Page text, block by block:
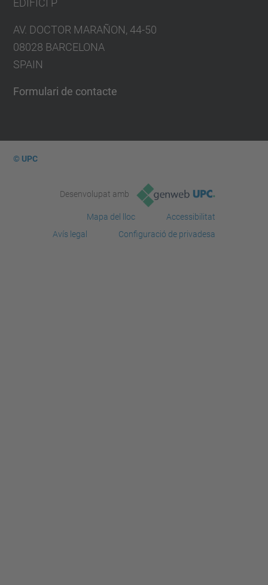
EDIFICI P
AV. DOCTOR MARAÑON, 44-50
08028 BARCELONA
SPAIN
Formulari de contacte
© UPC
Desenvolupat amb
Mapa del lloc
Accessibilitat
Avís legal
Configuració de privadesa